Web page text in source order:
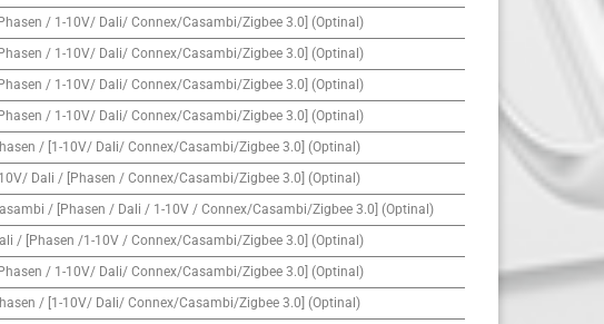
/ 1-10V/ Dali/ Connex/Casambi/Zigbee 3.0] (Optinal)
/ 1-10V/ Dali/ Connex/Casambi/Zigbee 3.0] (Optinal)
/ 1-10V/ Dali/ Connex/Casambi/Zigbee 3.0] (Optinal)
/ 1-10V/ Dali/ Connex/Casambi/Zigbee 3.0] (Optinal)
/ [1-10V/ Dali/ Connex/Casambi/Zigbee 3.0] (Optinal)
Dali / [Phasen / Connex/Casambi/Zigbee 3.0] (Optinal)
/ [Phasen / Dali / 1-10V / Connex/Casambi/Zigbee 3.0] (Optinal)
/ [Phasen /1-10V / Connex/Casambi/Zigbee 3.0] (Optinal)
/ 1-10V/ Dali/ Connex/Casambi/Zigbee 3.0] (Optinal)
/ [1-10V/ Dali/ Connex/Casambi/Zigbee 3.0] (Optinal)